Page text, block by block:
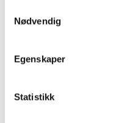
Nødvendig
Egenskaper
Statistikk
arrangerer, og påmelding
medlemmer. Du finner
Bli OBOS-medlem her.